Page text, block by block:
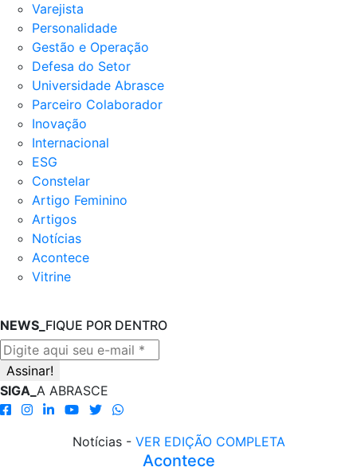
Varejista
Personalidade
Gestão e Operação
Defesa do Setor
Universidade Abrasce
Parceiro Colaborador
Inovação
Internacional
ESG
Constelar
Artigo Feminino
Artigos
Notícias
Acontece
Vitrine
NEWS_ FIQUE POR DENTRO
SIGA_ A ABRASCE
Notícias - VER EDIÇÃO COMPLETA
Acontece